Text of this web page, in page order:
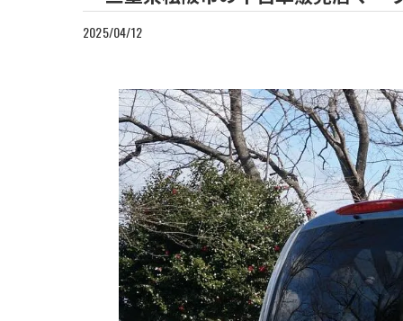
2025/04/12